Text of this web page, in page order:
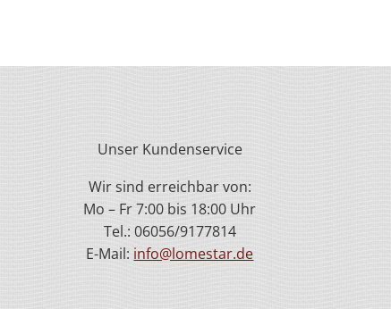
Unser Kundenservice
Wir sind erreichbar von:
Mo – Fr 7:00 bis 18:00 Uhr
Tel.: 06056/9177814
E-Mail: info@lomestar.de